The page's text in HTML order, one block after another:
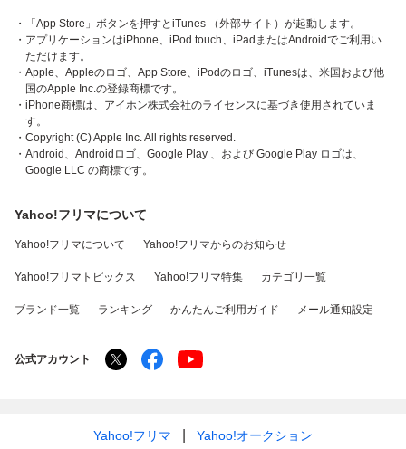
・「App Store」ボタンを押すとiTunes （外部サイト）が起動します。
・アプリケーションはiPhone、iPod touch、iPadまたはAndroidでご利用い
ただけます。
・Apple、Appleのロゴ、App Store、iPodのロゴ、iTunesは、米国および他
国のApple Inc.の登録商標です。
・iPhone商標は、アイホン株式会社のライセンスに基づき使用されていま
す。
・Copyright (C) Apple Inc. All rights reserved.
・Android、Androidロゴ、Google Play 、および Google Play ロゴは、
Google LLC の商標です。
Yahoo!フリマについて
Yahoo!フリマについて Yahoo!フリマからのお知らせ
Yahoo!フリマトピックス Yahoo!フリマ特集 カテゴリ一覧
ブランド一覧 ランキング かんたんご利用ガイド メール通知設定
公式アカウント
Yahoo!フリマ Yahoo!オークション